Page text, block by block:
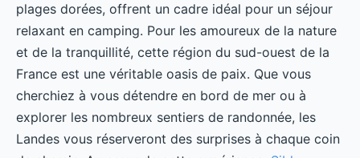
plages dorées, offrent un cadre idéal pour un séjour
relaxant en camping. Pour les amoureux de la nature
et de la tranquillité, cette région du sud-ouest de la
France est une véritable oasis de paix. Que vous
cherchiez à vous détendre en bord de mer ou à
explorer les nombreux sentiers de randonnée, les
Landes vous réserveront des surprises à chaque coin